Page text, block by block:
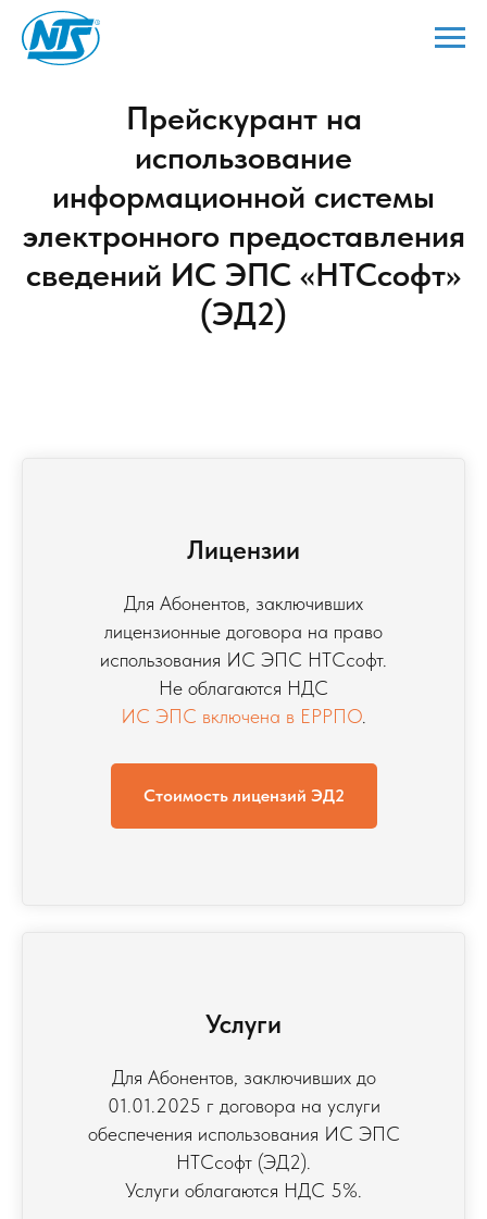
Прейскурант на
использование
информационной системы
электронного предоставления
сведений ИС ЭПС «НТСсофт»
(ЭД2)
Лицензии
Для Абонентов, заключивших
лицензионные договора на право
использования ИС ЭПС НТСсофт.
Не облагаются НДС
ИС ЭПС включена в ЕРРПО
Стоимость лицензий ЭД2
Услуги
Для Абонентов, заключивших до
01.01.2025 г договора на услуги
обеспечения использования ИС ЭПС
НТСсофт (ЭД2).
Услуги облагаются НДС 5%.